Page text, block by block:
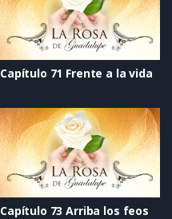
Capítulo 71 Frente a la vida
Capítulo 73 Arriba los feos